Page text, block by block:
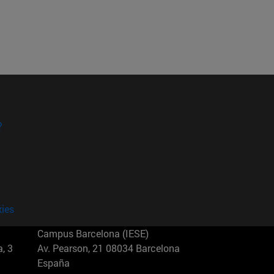
3
Campus Barcelona (IESE)
Av. Pearson, 21 08034 Barcelona
España